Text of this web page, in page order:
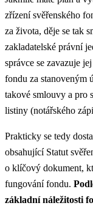
zřízení svěřenského
za života, děje se tak
zakladatelské právní
správce se zavazuje
fondu za stanoveným
takové smlouvy a pro
listiny (notářského
Prakticky se tedy
obsahující Statut
o klíčový dokument,
fungování fondu.
základní náležitosti